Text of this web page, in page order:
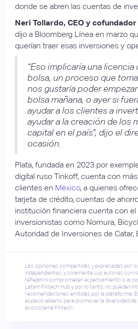
donde se abren las cuentas de
Neri Tollardo, CEO y cofundador
dijo a Bloomberg Línea en marzo
querían traer esas inversiones y
“Eso implicaría una licencia
bolsa, un proceso que
nos gustaría poder
bolsa mañana, o ayer si
ayudar a los clientes a
ayudar a la creación de los
capital en el país”, dijo el
ocasión.
Plata, fundada en 2023 por
digital ruso Tinkoff, cuenta con
clientes en México, a quienes
tarjeta de crédito, cuentas de
institución financiera cuenta con el
inversionistas como Nomura,
Autoridad de Inversiones de Catar,
Las opiniones compartidas y expresadas por
independientes, y solamente sus autores son
reflejan ni comprometen el pensamiento o la
Latam Fintech Hub y, por lo tanto, no pueden
recomendaciones emitidas por la plataforma.
espacio abierto para promover la diversidad de
ecosistema Fintech.